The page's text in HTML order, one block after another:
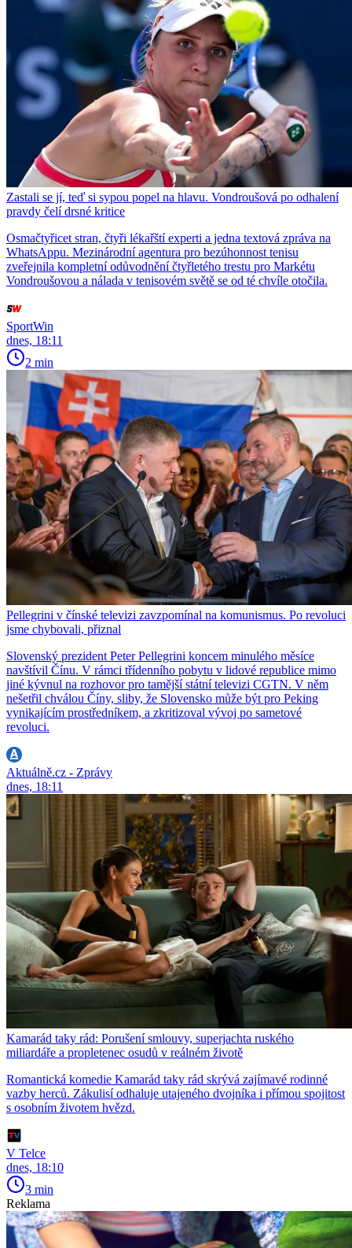
Zastali se jí, teď si sypou popel na hlavu. Vondroušová po odhalení
pravdy čelí drsné kritice
Osmačtyřicet stran, čtyři lékařští experti a jedna textová zpráva na
WhatsAppu. Mezinárodní agentura pro bezúhonnost tenisu
zveřejnila kompletní odůvodnění čtyřletého trestu pro Markétu
Vondroušovou a nálada v tenisovém světě se od té chvíle otočila.
SportWin
dnes, 18:11
2 min
Pellegrini v čínské televizi zavzpomínal na komunismus. Po revoluci
jsme chybovali, přiznal
Slovenský prezident Peter Pellegrini koncem minulého měsíce
navštívil Čínu. V rámci třídenního pobytu v lidové republice mimo
jiné kývnul na rozhovor pro tamější státní televizi CGTN. V něm
nešetřil chválou Číny, sliby, že Slovensko může být pro Peking
vynikajícím prostředníkem, a zkritizoval vývoj po sametové
revoluci.
Aktuálně.cz - Zprávy
dnes, 18:11
Kamarád taky rád: Porušení smlouvy, superjachta ruského
miliardáře a propletenec osudů v reálném životě
Romantická komedie Kamarád taky rád skrývá zajímavé rodinné
vazby herců. Zákulisí odhaluje utajeného dvojníka i přímou spojitost
s osobním životem hvězd.
V Telce
dnes, 18:10
3 min
Reklama